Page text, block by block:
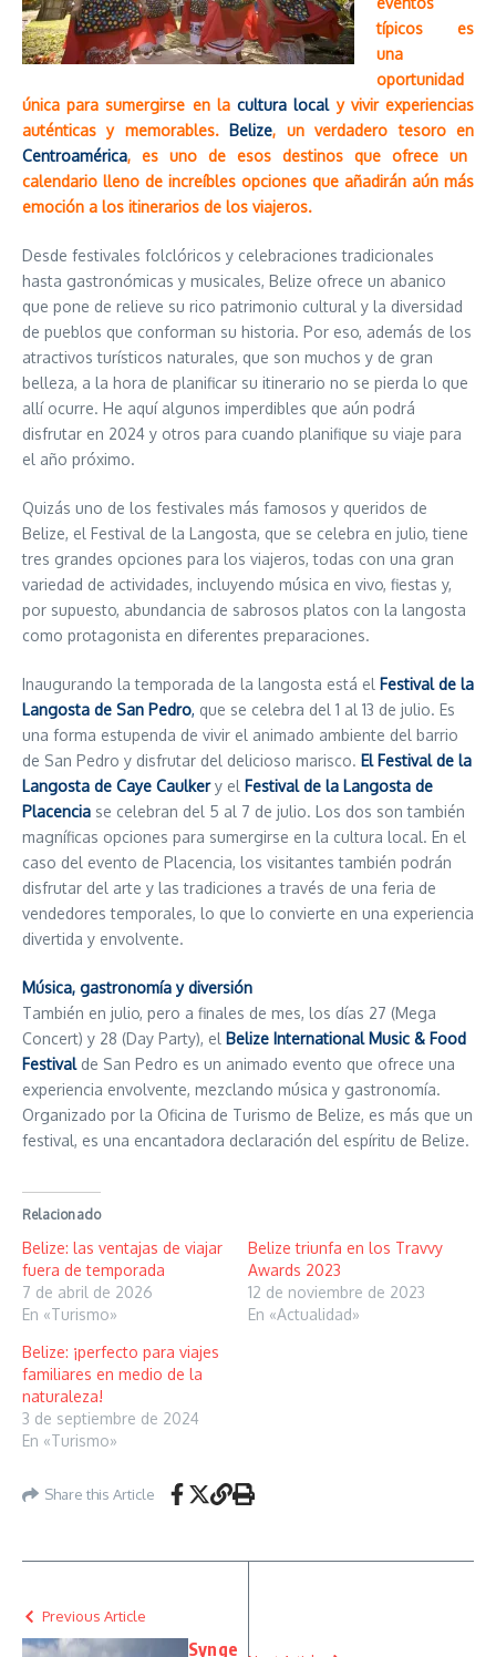
típicos es
una
oportunidad
única para sumergirse en lacultura localy vivir experiencias
auténticas y memorables. Belize, un verdadero tesoro en
Centroamérica, es uno de esos destinos que ofrece un
calendario lleno de increíbles opciones que añadirán aún más
emoción a los itinerarios de los viajeros.
Desde festivales folclóricos y celebraciones tradicionales
hasta gastronómicas y musicales, Belize ofrece un abanico
que pone de relieve su rico patrimonio cultural y la diversidad
de pueblos que conforman su historia. Por eso, además de los
atractivos turísticos naturales, que son muchos y de gran
belleza, a la hora de planificar su itinerario no se pierda lo que
allí ocurre. He aquí algunos imperdibles que aún podrá
disfrutar en 2024 y otros para cuando planifique su viaje para
el año próximo.
Quizás uno de los festivales más famosos y queridos de
Belize, el Festival de la Langosta, que se celebra en julio, tiene
tres grandes opciones para los viajeros, todas con una gran
variedad de actividades, incluyendo música en vivo, fiestas y,
por supuesto, abundancia de sabrosos platos con la langosta
como protagonista en diferentes preparaciones.
Inaugurando la temporada de la langosta está el Festival de la
Langosta de San Pedro, que se celebra del 1 al 13 de julio. Es
una forma estupenda de vivir el animado ambiente del barrio
de San Pedro y disfrutar del delicioso marisco. El Festival de la
Langosta de Caye Caulkery el Festival de la Langosta de
Placencia se celebran del 5 al 7 de julio. Los dos son también
magníficas opciones para sumergirse en la cultura local. En el
caso del evento de Placencia, los visitantes también podrán
disfrutar del arte y las tradiciones a través de una feria de
vendedores temporales, lo que lo convierte en una experiencia
divertida y envolvente.
Música, gastronomía y diversión
También en julio, pero a finales de mes, los días 27 (Mega
Concert) y 28 (Day Party), el Belize International Music & Food
Festival de San Pedro es un animado evento que ofrece una
experiencia envolvente, mezclando música y gastronomía.
Organizado por la Oficina de Turismo de Belize, es más que un
festival, es una encantadora declaración del espíritu de Belize.
Relacionado
Belize: las ventajas de viajar
fuera de temporada
7 de abril de 2026
En «Turismo»
Belize triunfa en los Travvy
Awards 2023
12 de noviembre de 2023
En «Actualidad»
Belize: ¡perfecto para viajes
familiares en medio de la
naturaleza!
3 de septiembre de 2024
En «Turismo»
Share this Article
Previous Article
Synge